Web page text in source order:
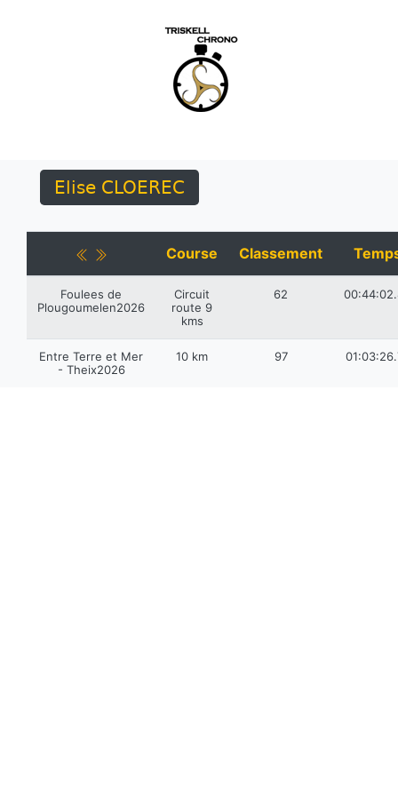
Elise CLOEREC
Course Classement
Foulees de
Plougoumelen2026
Circuit
route 9
kms
62
Entre Terre et Mer
- Theix2026
10 km 97